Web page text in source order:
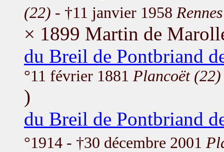
(22) - †11 janvier 1958
× 1899 Martin de
du Breil de Pontbriand
°11 février 1881 Plancoët (22)
)
du Breil de Pontbriand
°1914 - †30 décembre 2001